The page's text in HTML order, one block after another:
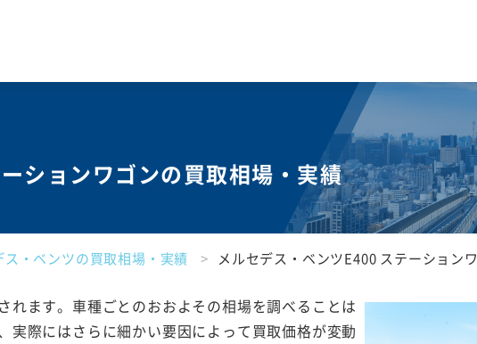
ションワゴンの買取相場・実績
ス・ベンツの買取相場・実績 メルセデス・ベンツE400 ステーション
れます。車種ごとのおおよその相場を調べることは
実際にはさらに細かい要因によって買取価格が変動